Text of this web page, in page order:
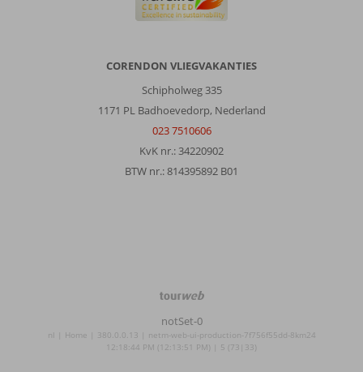
CORENDON VLIEGVAKANTIES
Schipholweg 335
1171 PL Badhoevedorp, Nederland
023 7510606
KvK nr.: 34220902
BTW nr.: 814395892 B01
TourWeb
©
NetMatch
notSet-0
nl | Home | 380.0.0.13 | netm-web-ui-production-7f756f55dd-8km24
12:18:44 PM (12:13:51 PM) | 5 (73|33)